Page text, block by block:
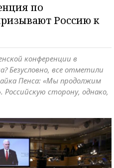
по
Россию к
конференции в
Безусловно, все отметили
Пенса: «Мы продолжим
сторону, однако,